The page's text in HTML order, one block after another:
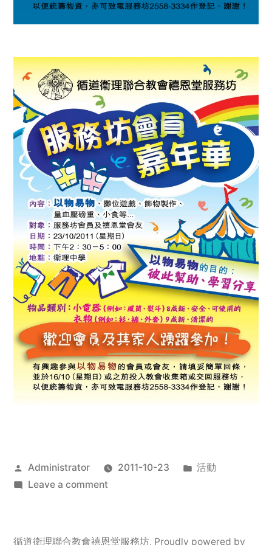
Posted
by
Administrator 2011-10-23
Posted
活動
Leave a commenton
服
循道衛理聯合教會禧恩堂服務坊, Proudly powered by